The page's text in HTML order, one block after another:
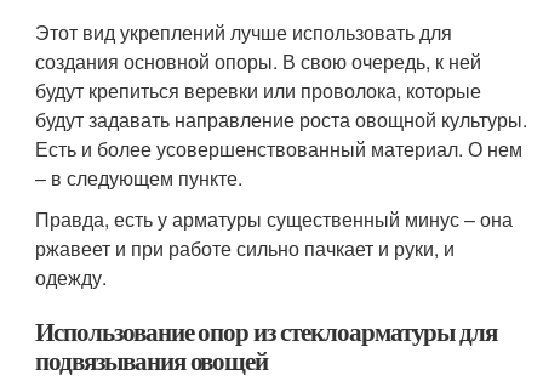
Этот вид укреплений лучше использовать для
создания основной опоры. В свою очередь, к ней
будут крепиться веревки или проволока, которые
будут задавать направление роста овощной культуры.
Есть и более усовершенствованный материал. О нем
– в следующем пункте.
Правда, есть у арматуры существенный минус – она
ржавеет и при работе сильно пачкает и руки, и
одежду.
Использование опор из стеклоарматуры для
подвязывания овощей